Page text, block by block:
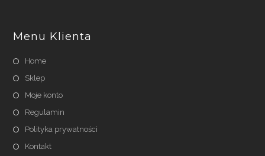
new
tab
Menu Klienta
Home
Sklep
Moje konto
Regulamin
Polityka prywatności
Kontakt